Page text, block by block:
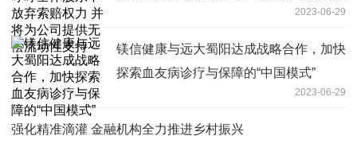
2023-06-29
镁信健康与远大蜀阳达成战略合作，加快
探索血友病诊疗与保障的“中国模式”
2023-06-29
强化精准滴灌 金融机构全力推进乡村振兴